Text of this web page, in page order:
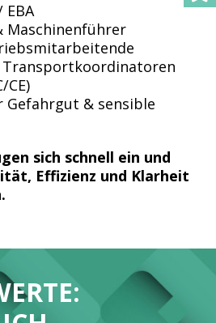
EBA
Maschinenführer
Transportkoordinatoren
CE)
Gefahrgut & sensible
sich schnell ein und
Effizienz und Klarheit